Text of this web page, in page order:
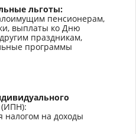
льготы:
пенсионерам,
выплаты ко Дню
праздникам,
программы
(ИПН):
налогом на доходы